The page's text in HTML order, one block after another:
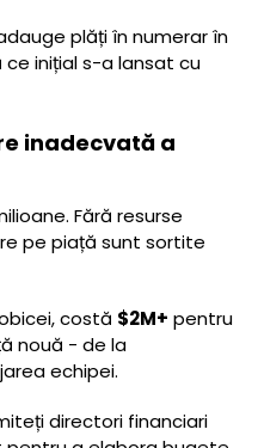
plăți în numerar în
ce inițial s-a lansat cu
inadecvată a
Fără resurse
pe piață sunt sortite
costă $2M+ pentru
nouă - de la
echipei.
directori financiari